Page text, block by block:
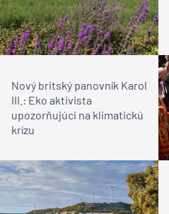
Nový britský panovník Karol
III.: Eko aktivista
upozorňujúci na klimatickú
krízu